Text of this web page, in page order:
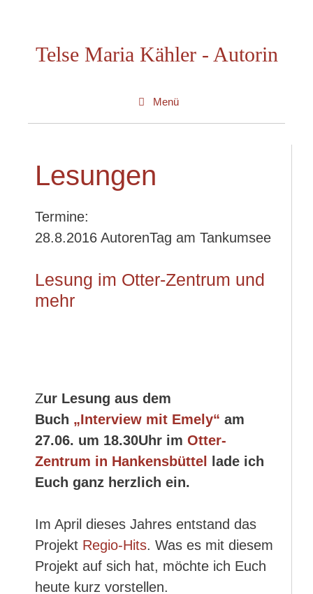
springenTelse Maria Kähler - Autorin
Menü
Lesungen
Termine:
28.8.2016 AutorenTag am Tankumsee
Lesung im Otter-Zentrum und
mehr
Zur Lesung aus dem
Buch „Interview mit Emely“ am
27.06. um 18.30Uhr im Otter-
Zentrum in Hankensbüttel
lade ich
Euch ganz herzlich ein.
Im April dieses Jahres entstand das
Projekt Regio-Hits. Was es mit diesem
Projekt auf sich hat, möchte ich Euch
heute kurz vorstellen.